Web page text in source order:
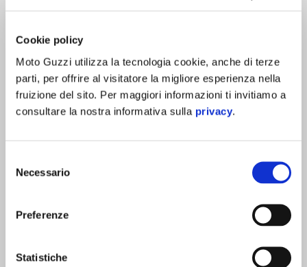
Cookie policy
Moto Guzzi utilizza la tecnologia cookie, anche di terze
parti, per offrire al visitatore la migliore esperienza nella
fruizione del sito. Per maggiori informazioni ti invitiamo a
consultare la nostra informativa sulla privacy.
delNecessario
Preferenze
Statistiche